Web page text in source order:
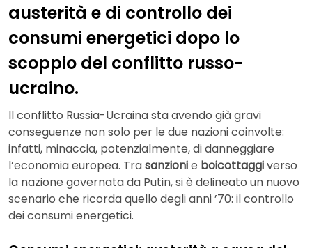
austerità e di controllo dei
consumi energetici dopo lo
scoppio del conflitto russo-
ucraino.
Il conflitto Russia-Ucraina sta avendo già gravi
conseguenze non solo per le due nazioni coinvolte:
infatti, minaccia, potenzialmente, di danneggiare
l’economia europea. Trasanzionie boicottaggiverso
la nazione governata da Putin, si è delineato un nuovo
scenario che ricorda quello degli anni ’70: il controllo
dei consumi energetici.